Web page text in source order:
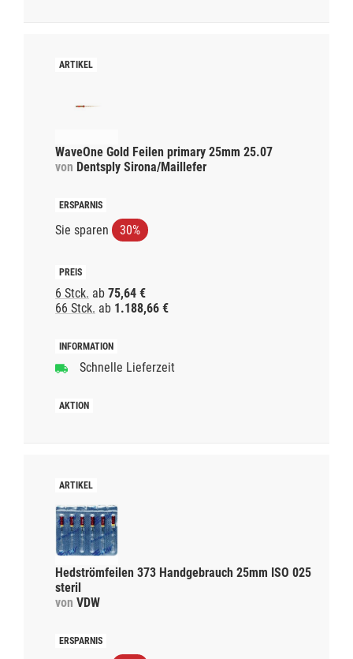
WaveOne Gold Feilen primary 25mm 25.07
von Dentsply Sirona/Maillefer
Sie sparen 30%
6 Stck. ab 75,64 €
66 Stck. ab 1.188,66 €
Schnelle Lieferzeit
Hedströmfeilen 373 Handgebrauch 25mm ISO 025
steril
von VDW